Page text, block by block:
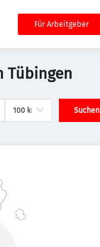
Für Arbeitgeber
Tübingen
Suchen